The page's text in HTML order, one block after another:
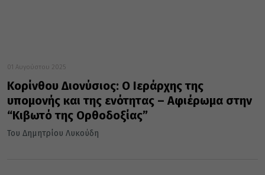
01 Αυγούστου 2025
Κορίνθου Διονύσιος: Ο Ιεράρχης της
υπομονής και της ενότητας – Αφιέρωμα στην
“Κιβωτό της Ορθοδοξίας”
Του Δημητρίου Λυκούδη